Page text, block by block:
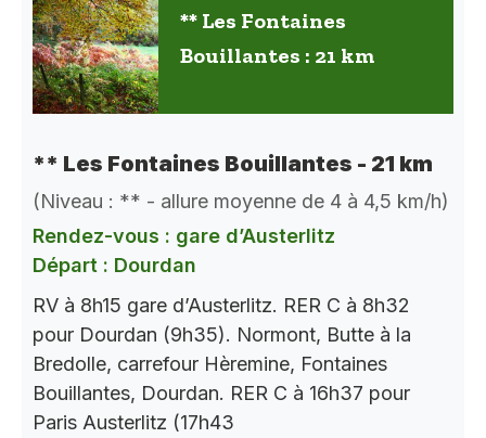
** Les Fontaines
Bouillantes : 21 km
** Les Fontaines Bouillantes - 21 km
(Niveau : ** - allure moyenne de 4 à 4,5 km/h)
Rendez-vous : gare d’Austerlitz
Départ : Dourdan
RV à 8h15 gare d’Austerlitz. RER C à 8h32
pour Dourdan (9h35). Normont, Butte à la
Bredolle, carrefour Hèremine, Fontaines
Bouillantes, Dourdan. RER C à 16h37 pour
Paris Austerlitz (17h43